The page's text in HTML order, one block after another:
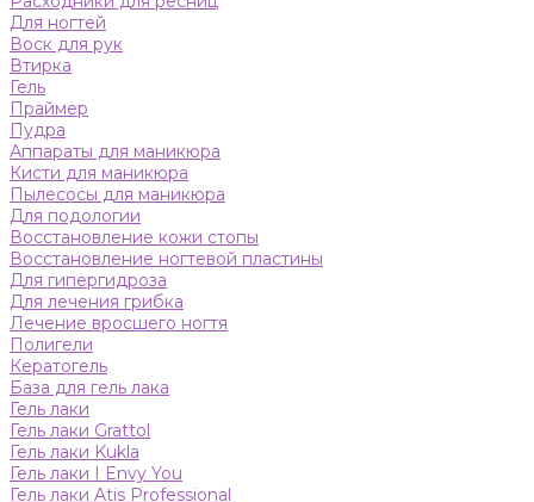
Для ногтей
Воск для рук
Втирка
Гель
Праймер
Пудра
Аппараты для маникюра
Кисти для маникюра
Пылесосы для маникюра
Для подологии
Восстановление кожи стопы
Восстановление ногтевой пластины
Для гипергидроза
Для лечения грибка
Лечение вросшего ногтя
Полигели
Кератогель
База для гель лака
Гель лаки
Гель лаки Grattol
Гель лаки Kukla
Гель лаки I Envy You
Гель лаки Atis Professional